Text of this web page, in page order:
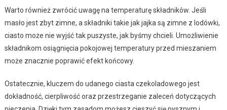
Warto również zwrócić uwagę na temperaturę składników. Jeśli
masło jest zbyt zimne, a składniki takie jak jajka są zimne z lodówki,
ciasto może nie wyjść tak puszyste, jak byśmy chcieli. Umożliwienie
składnikom osiągnięcia pokojowej temperatury przed mieszaniem
może znacznie poprawić efekt końcowy.
Ostatecznie, kluczem do udanego ciasta czekoladowego jest
dokładność, cierpliwość oraz przestrzeganie zaleceń dotyczących